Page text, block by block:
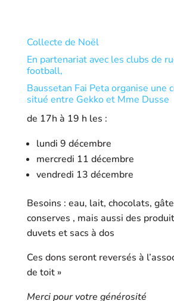
Collecte de Noël
En partenariat avec les clubs de
football,
Baussetan Fai Peta organise une
situé entre Gekko et Mme Dusse
de 17h à 19 h les :
lundi 9 décembre
mercredi 11 décembre
vendredi 13 décembre
Besoins : eau, lait, chocolats,
conserves , mais aussi des
duvets et sacs à dos
Ces dons seront reversés à
de toit »
Merci pour votre générosité